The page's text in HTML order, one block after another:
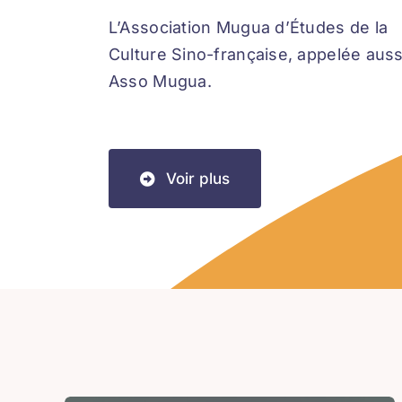
L’Association Mugua d’Études de la
Culture Sino-française, appelée
Asso Mugua.
Voir plus